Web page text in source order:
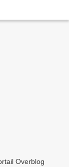
Overblog